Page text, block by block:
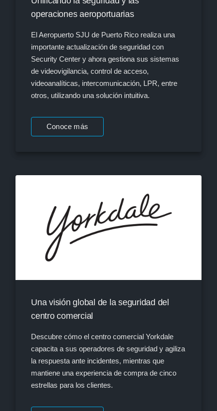
operaciones aeroportuarias
El Aeropuerto SJU de Puerto Rico realiza una
importante actualización de seguridad con
Security Center y ahora gestiona sus sistemas
de videovigilancia, control de acceso,
videoanalíticas, intercomunicación, LPR, entre
otros, utilizando una solución intuitiva.
Conoce más
Una visión global de la seguridad del
centro comercial
Descubre cómo el centro comercial Yorkdale
capacita a sus operadores de seguridad y agiliza
la respuesta ante incidentes, mientras que
mantiene una experiencia de compra de cinco
estrellas para los clientes.